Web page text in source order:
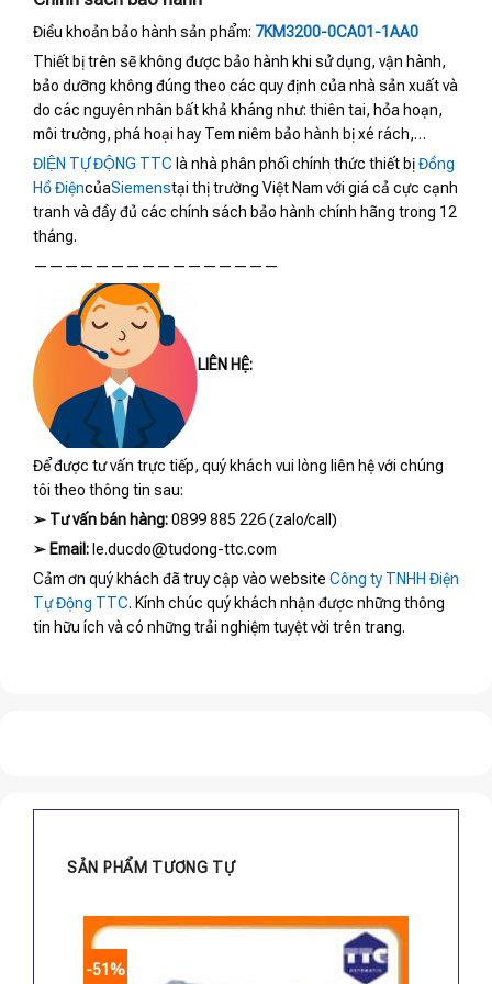
Điều khoản bảo hành sản phẩm: 7KM3200-0CA01-1AA0
Thiết bị trên sẽ không được bảo hành khi sử dụng, vận hành,
bảo dưỡng không đúng theo các quy định của nhà sản xuất và
do các nguyên nhân bất khả kháng như: thiên tai, hỏa hoạn,
môi trường, phá hoại hay Tem niêm bảo hành bị xé rách,…
ĐIỆN TỰ ĐỘNG TTC là nhà phân phối chính thức thiết bịĐồng
Hồ ĐiệncủaSiemenstại thị trường Việt Nam với giá cả cực cạnh
tranh và đầy đủ các chính sách bảo hành chính hãng trong 12
tháng.
————————————————
LIÊN HỆ:
Để được tư vấn trực tiếp, quý khách vui lòng liên hệ với chúng
tôi theo thông tin sau:
➢ Tư vấn bán hàng:0899 885 226 (zalo/call)
➢ Email: le.ducdo@tudong-ttc.com
Cảm ơn quý khách đã truy cập vào website Công ty TNHH Điện
Tự Động TTC. Kính chúc quý khách nhận được những thông
tin hữu ích và có những trải nghiệm tuyệt vời trên trang.
SẢN PHẨM TƯƠNG TỰ
-51%